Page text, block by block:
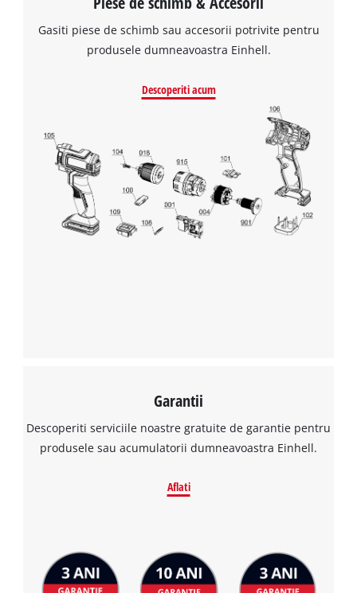
Avem nevoie de acordul dvs. pentru a
incarca serviciul Google Maps!
This content is not permitted to load due
visitor. The website owner needs to setup
the site with their CMP to add this content
to the list of technologies used.
Powered by
Usercentrics Consent
Management Platform
Gasiti piese de schimb sau accesorii potrivite pentru
produsele dumneavoastra Einhell.
Descoperiti acum
Garantii
Descoperiti serviciile noastre gratuite de garantie pentru
produsele sau acumulatorii dumneavoastra Einhell.
Aflati